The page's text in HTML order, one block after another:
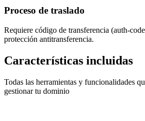
Proceso de traslado
Requiere código de transferencia (auth-
protección antitransferencia.
Características incluidas
Todas las herramientas y funcionalidades
gestionar tu dominio